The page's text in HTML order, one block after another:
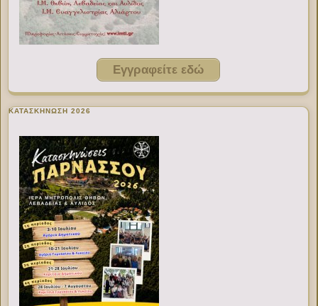
Εγγραφείτε εδώ
ΚΑΤΑΣΚΗΝΩΣΗ 2026